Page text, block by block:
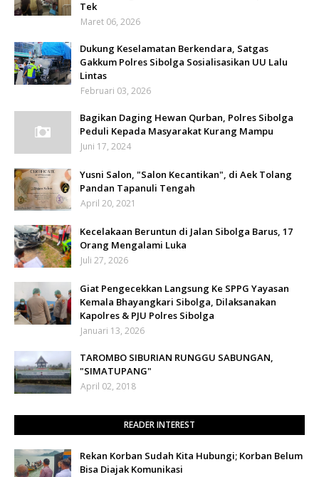
Tek
Maret 06, 2026
Dukung Keselamatan Berkendara, Satgas
Gakkum Polres Sibolga Sosialisasikan UU Lalu
Lintas
Februari 03, 2026
Bagikan Daging Hewan Qurban, Polres Sibolga
Peduli Kepada Masyarakat Kurang Mampu
Juni 17, 2024
Yusni Salon, "Salon Kecantikan", di Aek Tolang
Pandan Tapanuli Tengah
April 20, 2021
Kecelakaan Beruntun di Jalan Sibolga Barus, 17
Orang Mengalami Luka
Juli 27, 2026
Giat Pengecekkan Langsung Ke SPPG Yayasan
Kemala Bhayangkari Sibolga, Dilaksanakan
Kapolres & PJU Polres Sibolga
Januari 13, 2026
TAROMBO SIBURIAN RUNGGU SABUNGAN,
"SIMATUPANG"
April 02, 2018
READER INTEREST
Rekan Korban Sudah Kita Hubungi; Korban Belum
Bisa Diajak Komunikasi